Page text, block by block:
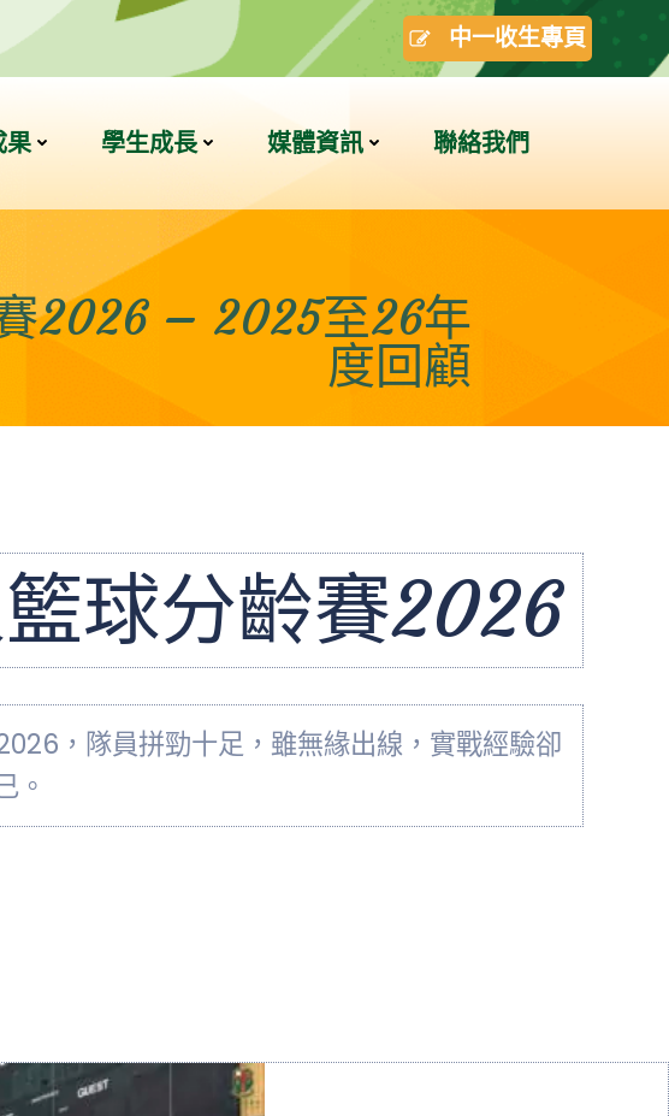
中一收生專頁
果 學生成長 媒體資訊 聯絡我們
2026 – 2025至26年
度回顧
球分齡賽2026
，隊員拼勁十足，雖無緣出線，實戰經驗卻
。